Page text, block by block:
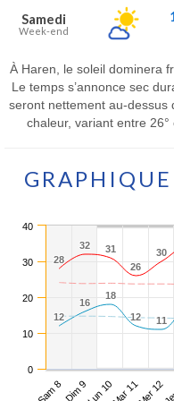
Samedi
Week-end
À Haren, le soleil dominera
Le temps s’annonce sec
seront nettement au-dessus
chaleur, variant entre
28
28
32
32 31
31
26
26
30
30
12
12
16
16
18
18
12
12 11
11
Sam 8Dim 9Lun 10Mar 11Mer 12
0
10
20
30
40